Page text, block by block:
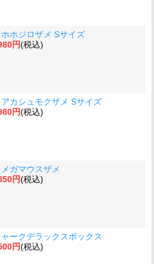
ホジロザメ Sサイズ
円(税込)
カシュモクザメ Sサイズ
円(税込)
ガマウスザメ
円(税込)
ークデラックスボックス
円(税込)